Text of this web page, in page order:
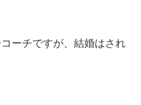
ーチですが、結婚はされ